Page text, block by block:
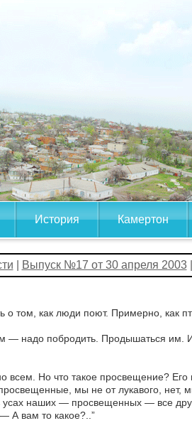
История Камертон
Выпуск №17 от 30 апреля 2003|
о том, как люди поют. Примерно, как
— надо побродить. Продышаться им.
всем. Но что такое просвещение?
мы не от лукавого,
наших — просвещенных — все
А вам то какое?..”